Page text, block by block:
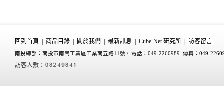
回到首頁 商品目錄 關於我們 最新訊息 Cube-Net 研究所 訪客留言
南投總部：南投市南崗工業區工業南五路11號 / 電話：049-2260989 傳真：049-
訪客人數：